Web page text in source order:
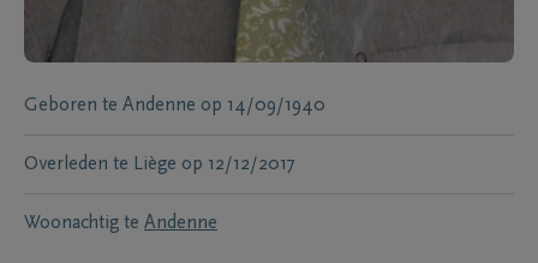
Geboren te Andenne op 14/09/1940
Overleden te Liège op 12/12/2017
Woonachtig te Andenne